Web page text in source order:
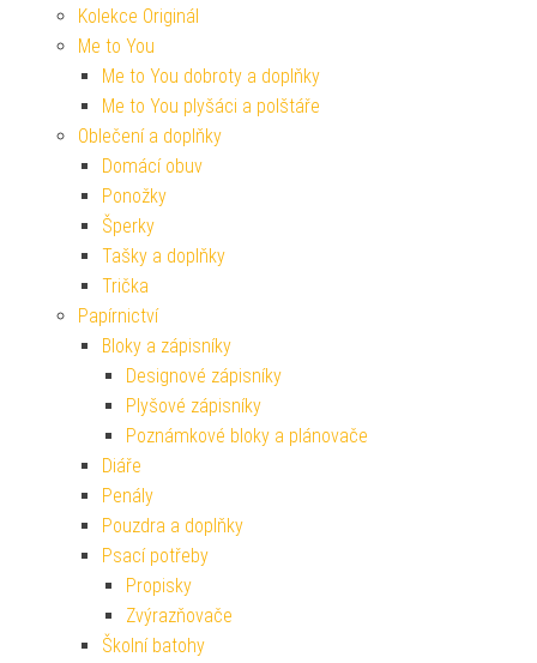
Kolekce Originál
Me to You
Me to You dobroty a doplňky
Me to You plyšáci a polštáře
Oblečení a doplňky
Domácí obuv
Ponožky
Šperky
Tašky a doplňky
Trička
Papírnictví
Bloky a zápisníky
Designové zápisníky
Plyšové zápisníky
Poznámkové bloky a plánovače
Diáře
Penály
Pouzdra a doplňky
Psací potřeby
Propisky
Zvýrazňovače
Školní batohy